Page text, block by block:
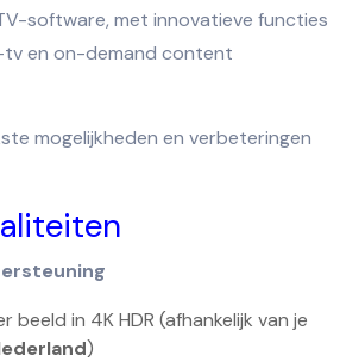
software, met innovatieve functies
tv en on-demand content
mogelijkheden en verbeteringen
beeld in 4K HDR (afhankelijk van je
)